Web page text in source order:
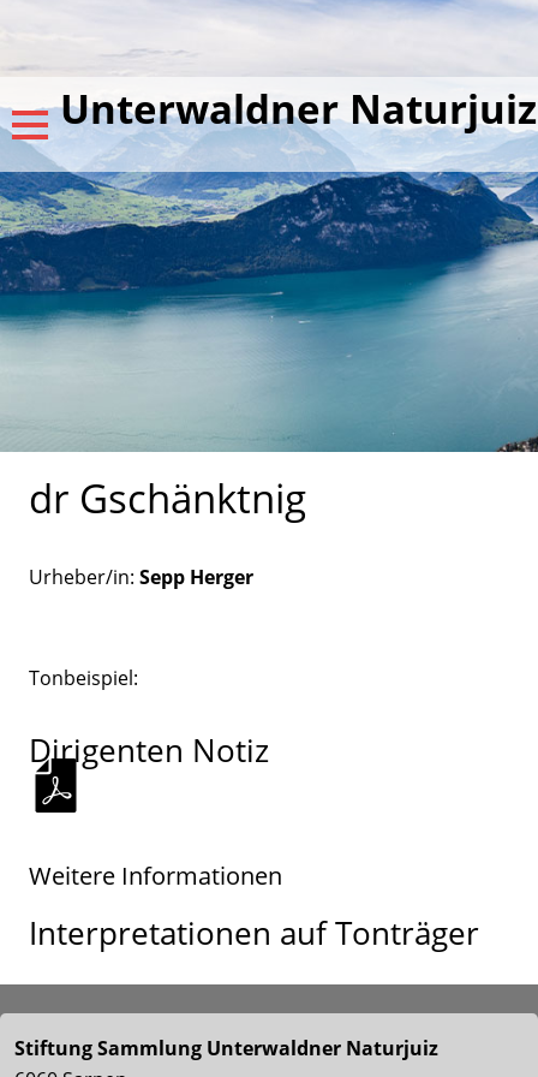
Unterwaldner Naturjuiz
dr Gschänktnig
Urheber/in: Sepp Herger
Tonbeispiel:
Dirigenten Notiz
Weitere Informationen
Interpretationen auf Tonträger
Stiftung Sammlung Unterwaldner Naturjuiz